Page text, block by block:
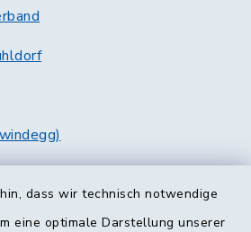
dass wir technisch notwendige
eine optimale Darstellung unserer